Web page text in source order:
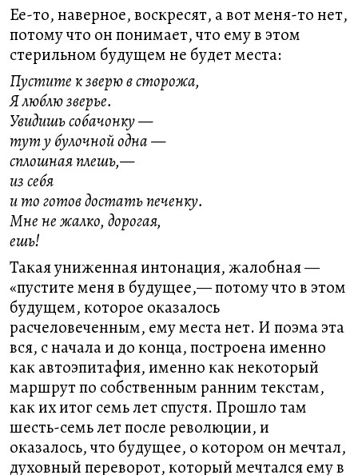
Ее-то, наверное, воскресят, а вот меня-то нет,
потому что он понимает, что ему в этом
стерильном будущем не будет места:
Пустите к зверю в сторожа,
Я люблю зверье.
Увидишь собачонку —
тут у булочной одна —
сплошная плешь,—
из себя
и то готов достать печенку.
Мне не жалко, дорогая,
ешь!
Такая униженная интонация, жалобная —
«пустите меня в будущее,— потому что в этом
будущем, которое оказалось
расчеловеченным, ему места нет. И поэма эта
вся, с начала и до конца, построена именно
как автоэпитафия, именно как некоторый
маршрут по собственным ранним текстам,
как их итог семь лет спустя. Прошло там
шесть-семь лет после революции, и
оказалось, что будущее, о котором он мечтал,
духовный переворот, который мечтался ему в